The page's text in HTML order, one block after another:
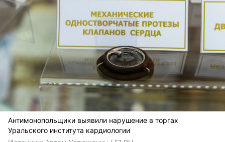
Антимонопольщики выявили нарушение в торгах
Уральского института кардиологии